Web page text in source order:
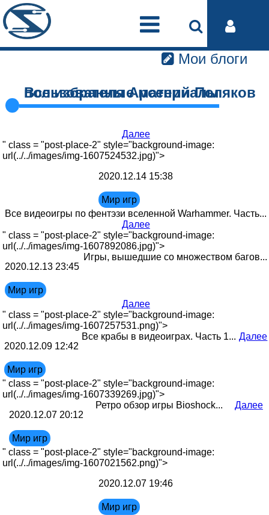
Мои блоги
Все избранные материалы пользователя Арсений Поляков
Далее
" class = "post-place-2" style="background-image:
url(../../images/img-1607524532.jpg)">
2020.12.14 15:38
Мир игр
Все видеоигры по фентэзи вселенной Warhammer. Часть...
Далее
" class = "post-place-2" style="background-image:
url(../../images/img-1607892086.jpg)">
2020.12.13 23:45
Мир игр
Игры, вышедшие со множеством багов...
Далее
" class = "post-place-2" style="background-image:
url(../../images/img-1607257531.png)">
2020.12.09 12:42
Мир игр
Все крабы в видеоиграх. Часть 1... Далее
" class = "post-place-2" style="background-image:
url(../../images/img-1607339269.jpg)">
2020.12.07 20:12
Мир игр
Ретро обзор игры Bioshock... Далее
" class = "post-place-2" style="background-image:
url(../../images/img-1607021562.png)">
2020.12.07 19:46
Мир игр